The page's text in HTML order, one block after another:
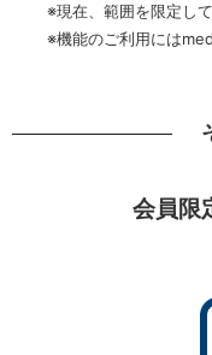
※現在、範囲を限定し
※機能のご利用には
会員限